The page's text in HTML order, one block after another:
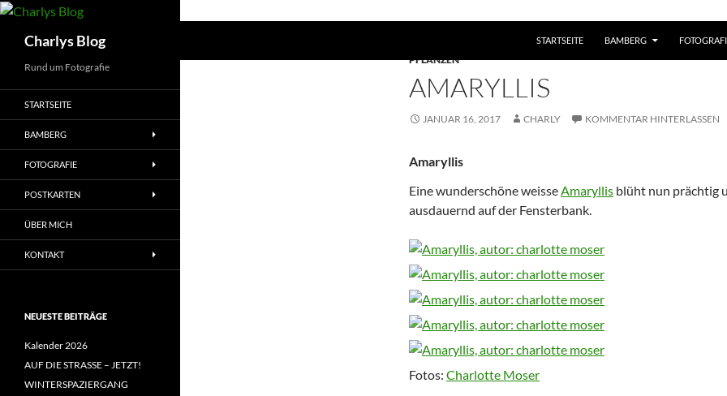
Zum
springenCharlys Blog STARTSEITE BAMBERG
MAKRO, NATURFOTOGRAFIE
PFLANZEN
AMARYLLIS
JANUAR 16, 2017 CHARLY KOMMENTAR HINTERLASSEN
Amaryllis
Eine wunderschöne weisseAmaryllis blüht nun prächtig
ausdauernd auf der Fensterbank.
Fotos: Charlotte Moser
Rund um Fotografie
STARTSEITE
BAMBERG
FOTOGRAFIE
POSTKARTEN
ÜBER MICH
KONTAKT
NEUESTE BEITRÄGE
Kalender 2026
AUF DIE STRASSE – JETZT!
WINTERSPAZIERGANG